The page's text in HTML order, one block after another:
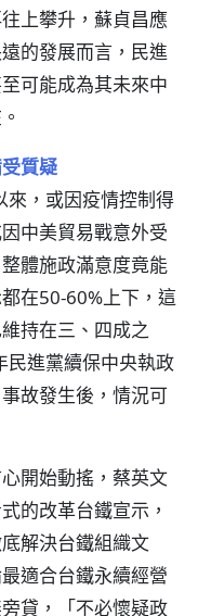
上攀升，蘇貞昌應
的發展而言，民進
可能成為其未來中
質疑
來，或因疫情控制得
中美貿易戰意外受
體施政滿意度竟能
在50-60%上下，這
持在三、四成之
民進黨續保中央執政
故發生後，情況可
開始動搖，蔡英文
的改革台鐵宣示，
解決台鐵組織文
適合台鐵永續經營
貸，「不必懷疑政